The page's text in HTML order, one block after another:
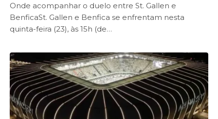
Onde acompanhar o duelo entre St. Gallen e
BenficaSt. Gallen e Benfica se enfrentam nesta
quinta-feira (23), às 15h (de…